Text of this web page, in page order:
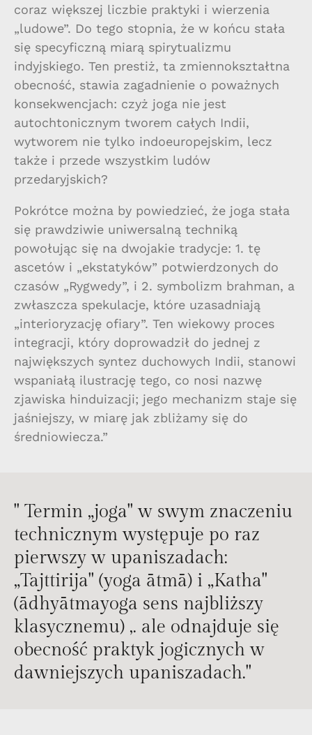
coraz większej liczbie praktyki i wierzenia
„ludowe”. Do tego stopnia, że w końcu stała
się specyficzną miarą spirytualizmu
indyjskiego. Ten prestiż, ta zmiennokształtna
obecność, stawia zagadnienie o poważnych
konsekwencjach: czyż joga nie jest
autochtonicznym tworem całych Indii,
wytworem nie tylko indoeuropejskim, lecz
także i przede wszystkim ludów
przedaryjskich?
Pokrótce można by powiedzieć, że joga stała
się prawdziwie uniwersalną techniką
powołując się na dwojakie tradycje: 1. tę
ascetów i „ekstatyków” potwierdzonych do
czasów „Rygwedy”, i 2. symbolizm brahman, a
zwłaszcza spekulacje, które uzasadniają
„interioryzację ofiary”. Ten wiekowy proces
integracji, który doprowadził do jednej z
największych syntez duchowych Indii, stanowi
wspaniałą ilustrację tego, co nosi nazwę
zjawiska hinduizacji; jego mechanizm staje się
jaśniejszy, w miarę jak zbliżamy się do
średniowiecza.”
" Termin „joga" w swym znaczeniu
technicznym występuje po raz
pierwszy w upaniszadach:
„Tajttirija" (yoga ātmā) i „Katha"
(ādhyātmayoga sens najbliższy
klasycznemu) ,. ale odnajduje się
obecność praktyk jogicznych w
dawniejszych upaniszadach."